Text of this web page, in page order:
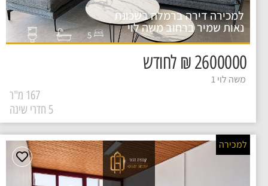
למכירה דירה ברמלה בשכונת
נאות שמיר ברחוב משה לוי 5
2600000 ₪ לחודש
משה לוי 1
167 מ"ר
למכירה